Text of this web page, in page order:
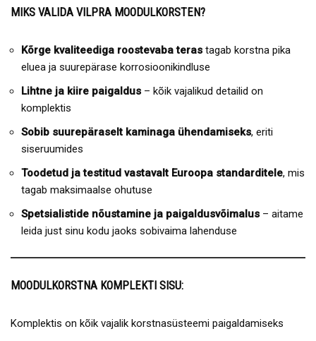
MIKS VALIDA VILPRA MOODULKORSTEN?
Kõrge kvaliteediga roostevaba teras tagab korstna pika
eluea ja suurepärase korrosioonikindluse
Lihtne ja kiire paigaldus – kõik vajalikud detailid on
komplektis
Sobib suurepäraselt kaminaga ühendamiseks, eriti
siseruumides
Toodetud ja testitud vastavalt Euroopa standarditele, mis
tagab maksimaalse ohutuse
Spetsialistide nõustamine ja paigaldusvõimalus – aitame
leida just sinu kodu jaoks sobivaima lahenduse
MOODULKORSTNA KOMPLEKTI SISU:
Komplektis on kõik vajalik korstnasüsteemi paigaldamiseks